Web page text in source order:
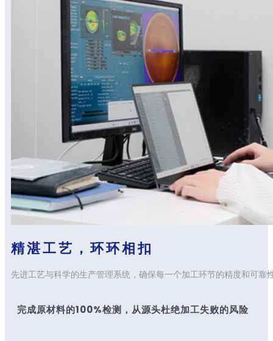
精湛工艺，环环相扣
先进工艺与科学的生产管理系统，确保每一个加工环节的精度和可靠
完成原材料的100%检测，从源头杜绝加工失败的风险